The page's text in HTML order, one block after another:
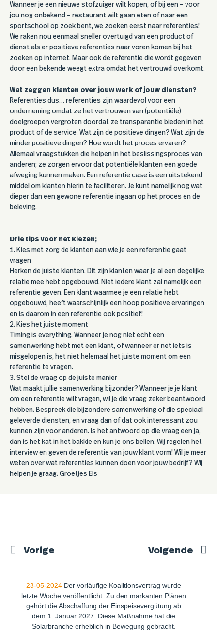
Wanneer je een nieuwe stofzuiger wilt kopen, of bij een – voor
jou nog onbekend – restaurant wilt gaan eten of naar een
sportschool op zoek bent, we zoeken eerst naar referenties!
We raken nou eenmaal sneller overtuigd van een product of
dienst als er positieve referenties naar voren komen bij het
zoeken op internet. Maar ook de referentie die wordt gegeven
door een bekende weegt extra omdat het vertrouwd overkomt.
Wat zeggen klanten over jouw werk of jouw diensten?
Referenties dus… referenties zijn waardevol voor een
onderneming omdat ze het vertrouwen van (potentiële)
doelgroepen vergroten doordat ze transparantie bieden in het
product of de service. Wat zijn de positieve dingen? Wat zijn de
minder positieve dingen? Hoe wordt het proces ervaren?
Allemaal vraagstukken die helpen in het beslissingsproces van
anderen; ze zorgen ervoor dat potentiële klanten een goede
afweging kunnen maken. Een referentie case is een uitstekend
middel om klanten hierin te faciliteren. Je kunt namelijk nog wat
dieper dan een gewone referentie ingaan op het proces en de
beleving.
Drie tips voor het kiezen;
1. Kies met zorg de klanten aan wie je een referentie gaat
vragen
Herken de juiste klanten. Dit zijn klanten waar je al een degelijke
relatie mee hebt opgebouwd. Niet iedere klant zal namelijk een
referentie geven. Een klant waarmee je een relatie hebt
opgebouwd, heeft waarschijnlijk een hoop positieve ervaringen
en is daarom in een referentie ook positief!
2. Kies het juiste moment
Timing is everything. Wanneer je nog niet echt een
samenwerking hebt met een klant, of wanneer er net iets is
misgelopen is, het niet helemaal het juiste moment om een
referentie te vragen.
3. Stel de vraag op de juiste manier
Wat maakt jullie samenwerking bijzonder? Wanneer je je klant
om een referentie wilt vragen, wil je die vraag zeker beantwoord
hebben. Bespreek die bijzondere samenwerking of die speciaal
geleverde diensten, en vraag dan of dat ook interessant zou
kunnen zijn voor anderen. Is het antwoord op die vraag een ja,
dan is het kat in het bakkie en kun je ons bellen. Wij regelen het
interview en geven de referentie van jouw klant vorm! Wil je meer
weten over wat referenties kunnen doen voor jouw bedrijf? Wij
helpen je graag. Groetjes Els
Vorige Volgende
23-05-2024 Der vorläufige Koalitionsvertrag wurde
letzte Woche veröffentlicht. Zu den markanten Plänen
gehört die Abschaffung der Einspeisevergütung ab
dem 1. Januar 2027. Diese Maßnahme hat die
Solarbranche erheblich in Bewegung gebracht.